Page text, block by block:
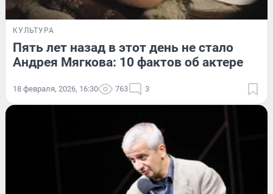
КУЛЬТУРА
Пять лет назад в этот день не стало
Андрея Мягкова: 10 фактов об актере
18 февраля, 2026, 16:30 763 3